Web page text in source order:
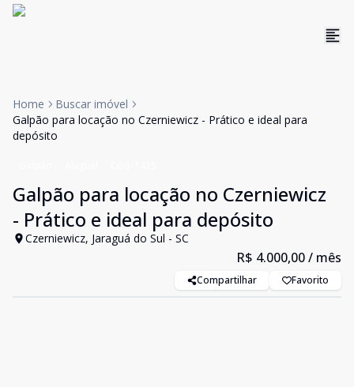
Home
Buscar imóvel
Galpão para locação no Czerniewicz - Prático e ideal para
depósito
Galpão para locação no Czerniewicz
- Prático e ideal para depósito
Czerniewicz, Jaraguá do Sul - SC
R$ 4.000,00/ mês
Compartilhar Favorito